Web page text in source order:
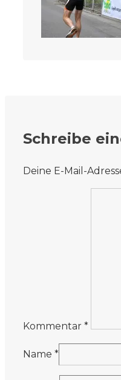
Schreibe
Deine E-Mail-
Kommentar *
Name *